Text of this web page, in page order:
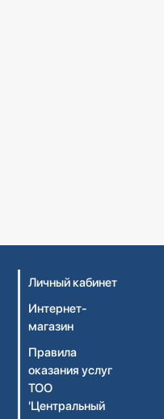
Личный кабинет
Интернет-
магазин
Правила
оказания услуг
ТОО
'Центральный